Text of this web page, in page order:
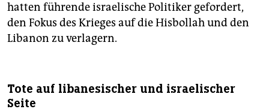
hatten führende israelische Politiker gefordert,
den Fokus des Krieges auf die Hisbollah und den
Libanon zu verlagern.
Tote auf libanesischer und israelischer
Seite